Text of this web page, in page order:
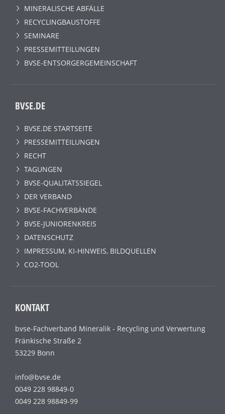
MINERALISCHE ABFÄLLE
RECYCLINGBAUSTOFFE
SEMINARE
PRESSEMITTEILUNGEN
BVSE-ENTSORGERGEMEINSCHAFT
BVSE.DE
BVSE.DE STARTSEITE
PRESSEMITTEILUNGEN
RECHT
TAGUNGEN
BVSE-QUALITÄTSSIEGEL
DER VERBAND
BVSE-FACHVERBÄNDE
BVSE-JUNIORENKREIS
DATENSCHUTZ
IMPRESSUM, KI-HINWEIS, BILDQUELLEN
CO2-TOOL
KONTAKT
bvse-Fachverband Mineralik - Recycling und Verwertung
Fränkische Straße 2
53229 Bonn
info@bvse.de
0049 228 98849-0
0049 228 98849-99